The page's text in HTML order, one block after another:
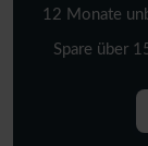
12 Monate
Spare über